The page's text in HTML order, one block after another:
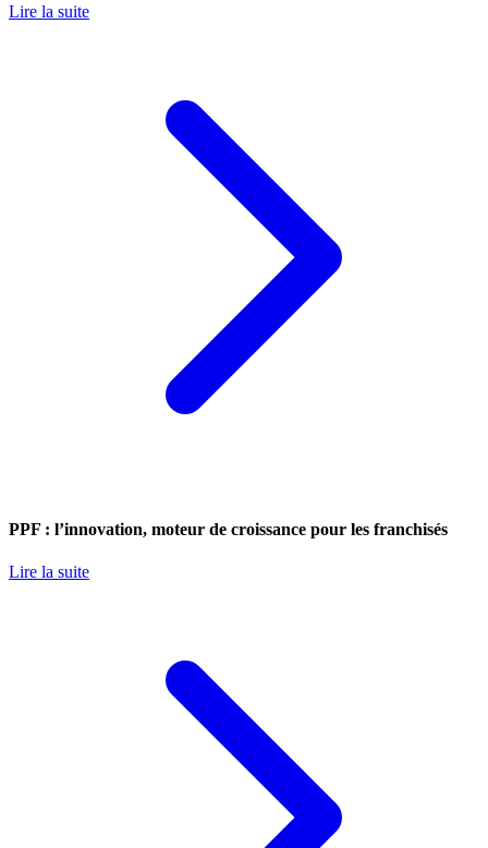
Lire la suite
PPF : l’innovation, moteur de croissance pour les franchisés
Lire la suite